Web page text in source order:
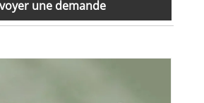
une demande